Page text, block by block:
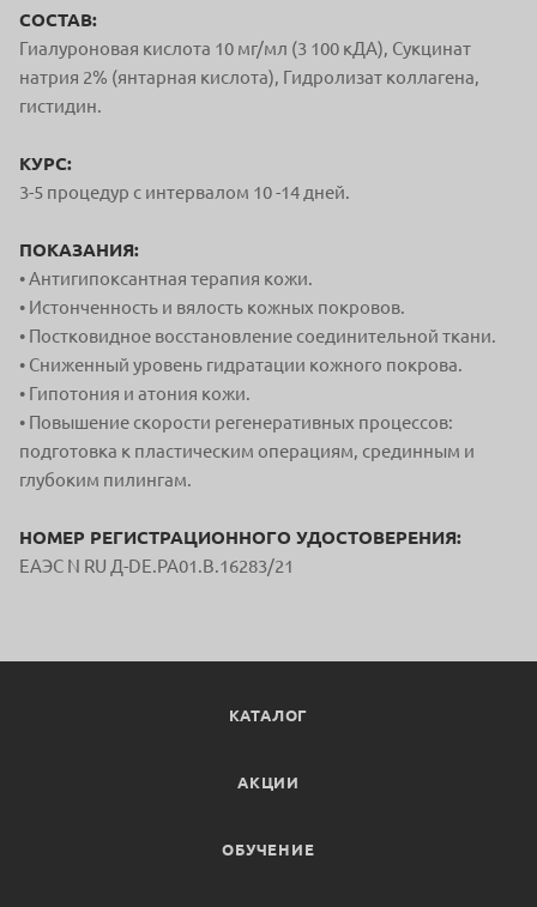
СОСТАВ:
Гиалуроновая кислота 10 мг/мл (3 100 кДА), Сукцинат
натрия 2% (янтарная кислота), Гидролизат коллагена,
гистидин.
КУРС:
3-5 процедур с интервалом 10 -14 дней.
ПОКАЗАНИЯ:
• Антигипоксантная терапия кожи.
• Истонченность и вялость кожных покровов.
• Постковидное восстановление соединительной ткани.
• Сниженный уровень гидратации кожного покрова.
• Гипотония и атония кожи.
• Повышение скорости регенеративных процессов:
подготовка к пластическим операциям, срединным и
глубоким пилингам.
НОМЕР РЕГИСТРАЦИОННОГО УДОСТОВЕРЕНИЯ:
ЕАЭС N RU Д-DE.PA01.B.16283/21
КАТАЛОГ
АКЦИИ
ОБУЧЕНИЕ